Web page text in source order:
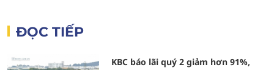
ĐỌC TIẾP
KBC báo lãi quý 2 giảm hơn 91%,